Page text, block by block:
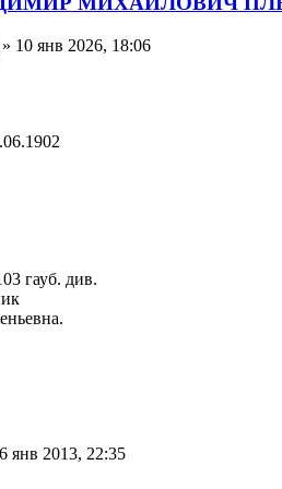
» 10 янв 2026, 18:06
гауб. див.
янв 2013, 22:35